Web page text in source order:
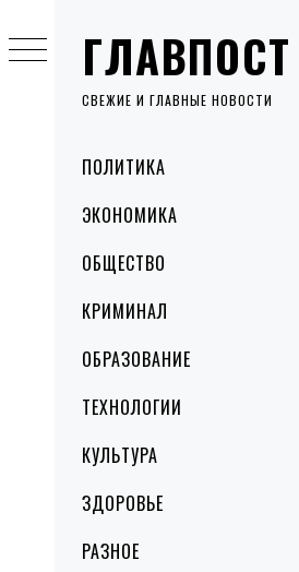
ГЛАВПОСТ
СВЕЖИЕ И ГЛАВНЫЕ НОВОСТИ
MenuПОЛИТИКА
ЭКОНОМИКА
ОБЩЕСТВО
КРИМИНАЛ
ОБРАЗОВАНИЕ
ТЕХНОЛОГИИ
КУЛЬТУРА
ЗДОРОВЬЕ
РАЗНОЕ
to
content